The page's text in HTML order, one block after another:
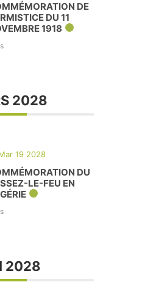
DE
DU 11
1918
2028
19 2028
DU
LE-FEU EN
2028